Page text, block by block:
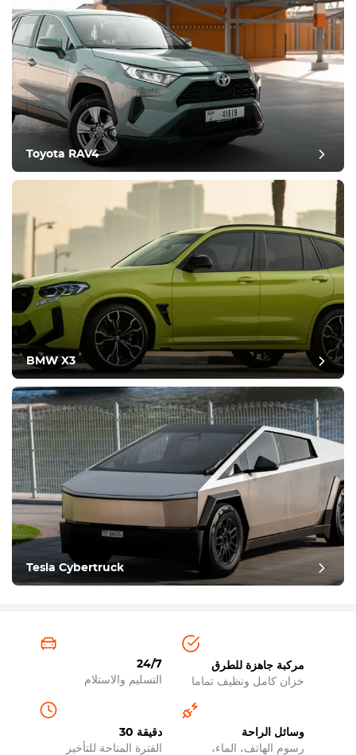
Toyota RAV4
BMW X3
Tesla Cybertruck
24/7
التسليم والاستلام
مركبة جاهزة للطرق
خزان كامل ونظيف تماما
30 دقيقة
الفترة المتاحة للتأخير
وسائل الراحة
رسوم الهاتف، الماء،